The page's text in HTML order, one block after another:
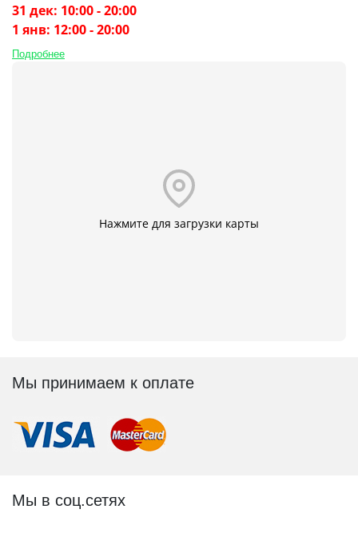
31 дек: 10:00 - 20:00
1 янв: 12:00 - 20:00
Подробнее
Нажмите для загрузки карты
Мы принимаем к оплате
Мы в соц.сетях